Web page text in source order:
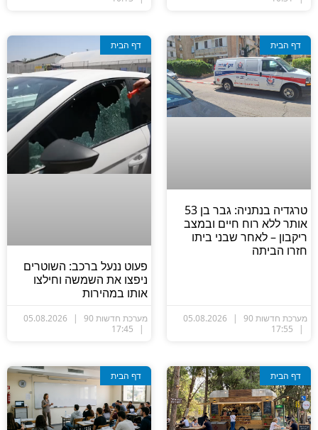
דף הבית
טרגדיה בנתניה: גבר בן 53
ללא רוח חיים ובמצב
– לאחר שבני ביתו
הביתה
חדשות 90
דף הבית
פעוט ננעל ברכב: השוטרים
ניפצו את השמשה וחילצו
אותו במהירות
מערכת חדשות 90
דף הבית דף הבית